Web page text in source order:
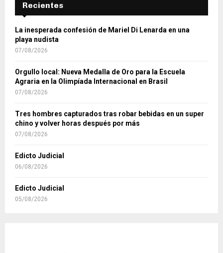
Recientes
La inesperada confesión de Mariel Di Lenarda en una
playa nudista
07/08/2026
Orgullo local: Nueva Medalla de Oro para la Escuela
Agraria en la Olimpíada Internacional en Brasil
07/08/2026
Tres hombres capturados tras robar bebidas en un super
chino y volver horas después por más
07/08/2026
Edicto Judicial
06/08/2026
Edicto Judicial
05/08/2026